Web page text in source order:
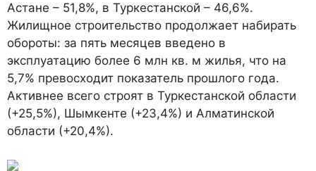
Астане – 51,8%, в Туркестанской – 46,6%.
Жилищное строительство продолжает набирать
обороты: за пять месяцев введено в
эксплуатацию более 6 млн кв. м жилья, что на
5,7% превосходит показатель прошлого года.
Активнее всего строят в Туркестанской области
(+25,5%), Шымкенте (+23,4%) и Алматинской
области (+20,4%).